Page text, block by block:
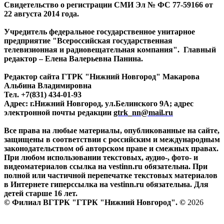
Свидетельство о регистрации СМИ Эл № ФС 77-59166 от
22 августа 2014 года.
Учредитель федеральное государственное унитарное
предприятие "Всероссийская государственная
телевизионная и радиовещательная компания". Главный
редактор – Елена Валерьевна Панина.
Редактор сайта ГТРК "Нижний Новгород" Макарова
Альбина Владимировна
Тел. +7(831) 434-01-93
Адрес: г.Нижний Новгород, ул.Белинского 9А; адрес
электронной почты редакции gtrk_nn@mail.ru
Все права на любые материалы, опубликованные на сайте,
защищены в соответствии с российским и международным
законодательством об авторском праве и смежных правах.
При любом использовании текстовых, аудио-, фото- и
видеоматериалов ссылка на vestinn.ru обязательна. При
полной или частичной перепечатке текстовых материалов
в Интернете гиперссылка на vestinn.ru обязательна. Для
детей старше 16 лет.
© Филиал ВГТРК "ГТРК "Нижний Новгород". © 2026